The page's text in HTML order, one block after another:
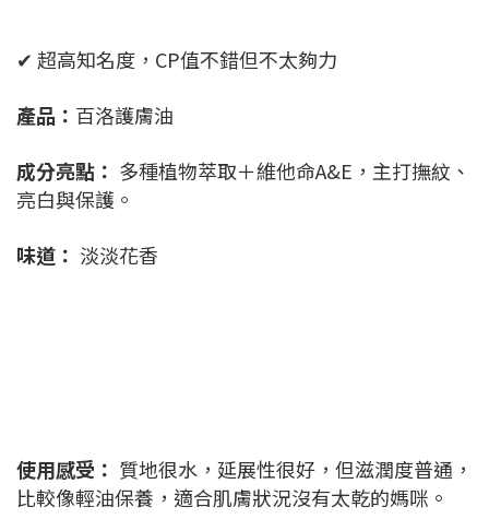
✔ 超高知名度，CP值不錯但不太夠力
產品： 百洛護膚油
成分亮點： 多種植物萃取＋維他命A&E，主打撫紋、
亮白與保護。
味道： 淡淡花香
使用感受： 質地很水，延展性很好，但滋潤度普通，
比較像輕油保養，適合肌膚狀況沒有太乾的媽咪。